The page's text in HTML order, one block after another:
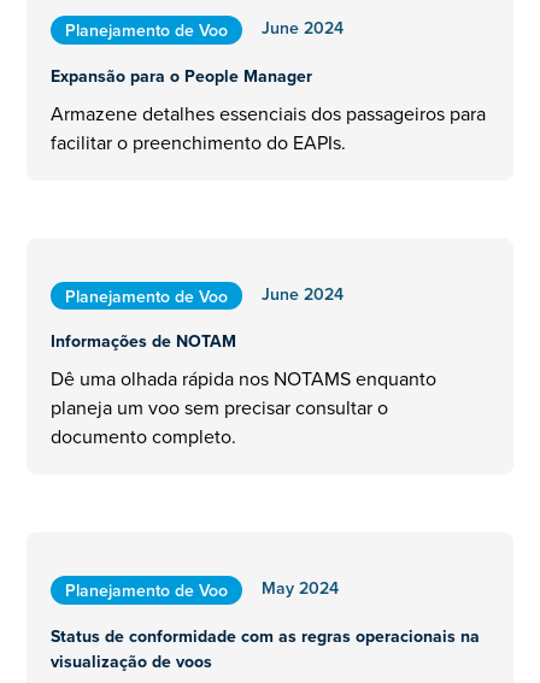
Planejamento de Voo
June 2024
Expansão para o People Manager
Armazene detalhes essenciais dos passageiros para
facilitar o preenchimento do EAPIs.
Planejamento de Voo
June 2024
Informações de NOTAM
Dê uma olhada rápida nos NOTAMS enquanto
planeja um voo sem precisar consultar o
documento completo.
Planejamento de Voo
May 2024
Status de conformidade com as regras operacionais na
visualização de voos